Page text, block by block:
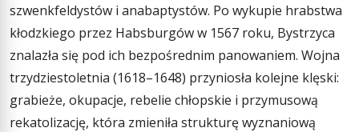
szwenkfeldystów i anabaptystów. Po wykupie hrabstwa
kłodzkiego przez Habsburgów w 1567 roku, Bystrzyca
znalazła się pod ich bezpośrednim panowaniem. Wojna
trzydziestoletnia (1618–1648) przyniosła kolejne klęski:
grabieże, okupacje, rebelie chłopskie i przymusową
rekatolizację, która zmieniła strukturę wyznaniową